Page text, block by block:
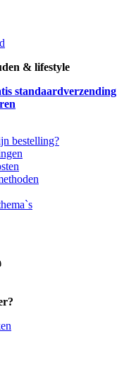
& lifestyle
standaardverzending
bestelling?